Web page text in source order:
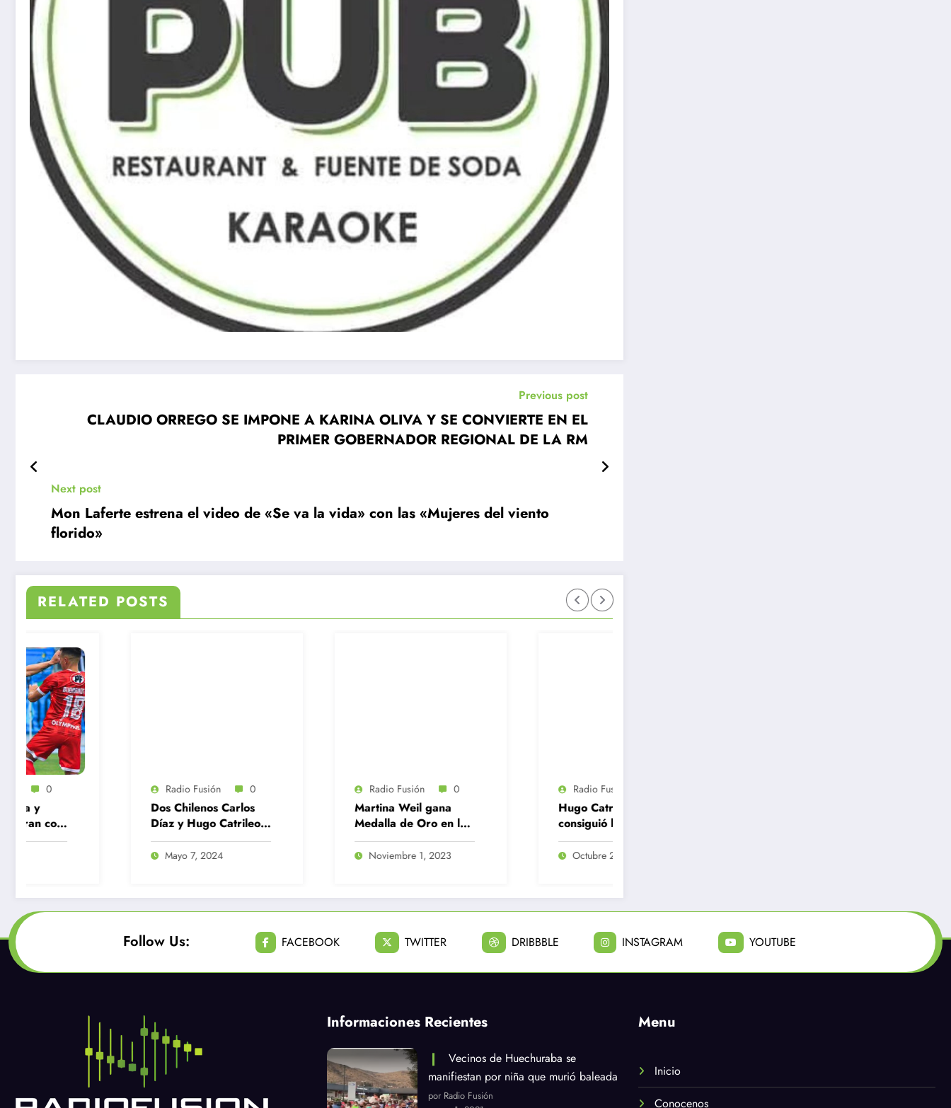
Previous post
CLAUDIO ORREGO SE IMPONE A KARINA OLIVA Y SE CONVIERTE EN EL
PRIMER GOBERNADOR REGIONAL DE LA RM
Next post
Mon Laferte estrena el video de «Se va la vida» con las «Mujeres del viento
florido»
RELATED POSTS
0
Dos Chilenos Carlos
Díaz y Hugo Catrileo
clasificaron a París
0
Martina Weil gana
Medalla de Oro en los
400 metros planos
0
consiguió la tercera
medalla de plata para
Follow Us: FACEBOOK TWITTER DRIBBBLE INSTAGRAM YOUTUBE
Informaciones Recientes
Vecinos de Huechuraba se
manifiestan por niña que murió baleada
por Radio Fusión
Menu
Inicio
Conocenos